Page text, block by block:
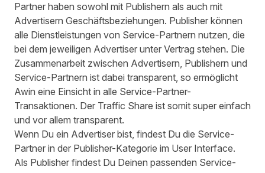
Partner haben sowohl mit Publishern als auch mit
Advertisern Geschäftsbeziehungen. Publisher können
alle Dienstleistungen von Service-Partnern nutzen, die
bei dem jeweiligen Advertiser unter Vertrag stehen. Die
Zusammenarbeit zwischen Advertisern, Publishern und
Service-Partnern ist dabei transparent, so ermöglicht
Awin eine Einsicht in alle Service-Partner-
Transaktionen. Der Traffic Share ist somit super einfach
und vor allem transparent.
Wenn Du ein Advertiser bist, findest Du die Service-
Partner in der Publisher-Kategorie im User Interface.
Als Publisher findest Du Deinen passenden Service-